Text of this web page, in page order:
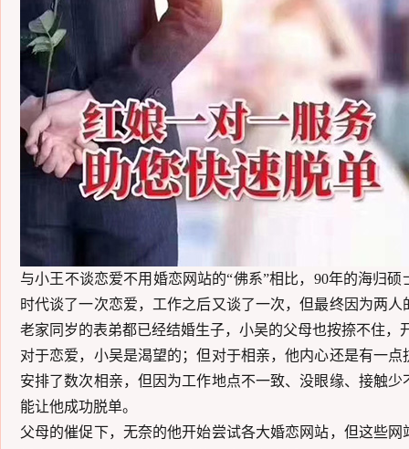
与小王 不谈恋爱不用婚恋网站的“佛系”相比，90年的海归硕
时代谈了一次恋爱，工作之后又谈了一次，但最终因为两人
老家同岁的表弟都已经结婚生子， 小吴的父母也按捺不住，
对于恋爱， 小吴是渴望的；但对于相亲，他内心还是有一点
安排了数次相亲，但因为工作地点不一致、没眼缘、 接触少
能让他成功脱单。
父母的催促下，无奈的他开始尝试各大婚恋网站，但这些网